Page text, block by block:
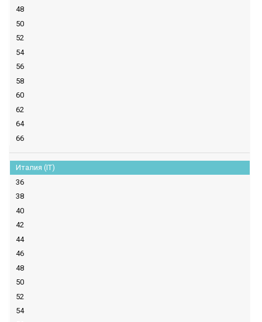
48
50
52
54
56
58
60
62
64
66
Италия (IT)
36
38
40
42
44
46
48
50
52
54